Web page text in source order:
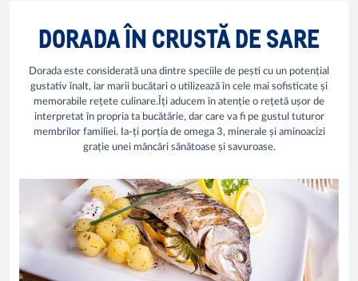
DORADA ÎN CRUSTĂ DE SARE
Dorada este considerată una dintre speciile de pești cu un potențial
gustativ înalt, iar marii bucătari o utilizează în cele mai sofisticate și
memorabile rețete culinare.Îți aducem în atenție o rețetă ușor de
interpretat în propria ta bucătărie, dar care va fi pe gustul tuturor
membrilor familiei. Ia-ți porția de omega 3, minerale și aminoacizi
grație unei mâncări sănătoase și savuroase.